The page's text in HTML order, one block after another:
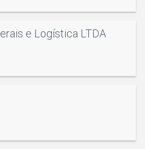
e Logística LTDA